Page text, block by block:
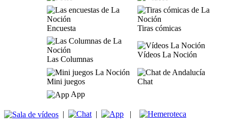
Encuesta Tiras cómicas
Las Columnas
Vídeos La Noción
Mini juegos
Chat
App
| | |